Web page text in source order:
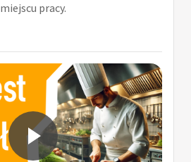
miejscu pracy.